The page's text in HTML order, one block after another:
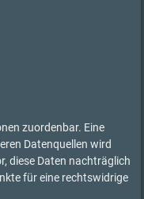
zuordenbar. Eine
Datenquellen wird
diese Daten nachträglich
für eine rechtswidrige